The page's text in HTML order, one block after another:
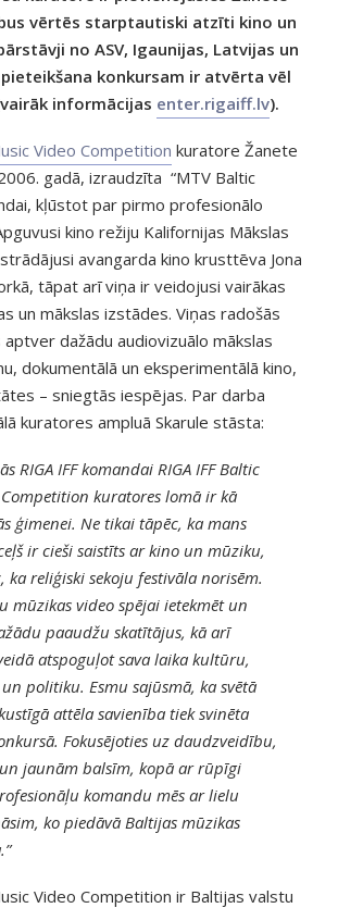
vērtēs starptautiski atzīti kino un
no ASV, Igaunijas, Latvijas un
konkursam ir atvērta vēl
informācijas enter.rigaiff.lv).
Video Competition kuratore Žanete
gadā, izraudzīta “MTV Baltic
kļūstot par pirmo profesionālo
kino režiju Kalifornijas Mākslas
avangarda kino krusttēva Jona
tāpat arī viņa ir veidojusi vairākas
un mākslas izstādes. Viņas radošās
dažādu audiovizuālo mākslas
dokumentālā un eksperimentālā kino,
– sniegtās iespējas. Par darba
kuratores ampluā Skarule stāsta:
RIGA IFF komandai RIGA IFF Baltic
kuratores lomā ir kā
ģimenei. Ne tikai tāpēc, ka mans
ir cieši saistīts ar kino un mūziku,
ka reliģiski sekoju festivāla norisēm.
mūzikas video spējai ietekmēt un
paaudžu skatītājus, kā arī
atspoguļot sava laika kultūru,
politiku. Esmu sajūsmā, ka svētā
attēla savienība tiek svinēta
Fokusējoties uz daudzveidību,
jaunām balsīm, kopā ar rūpīgi
komandu mēs ar lielu
ko piedāvā Baltijas mūzikas
Video Competition ir Baltijas valstu